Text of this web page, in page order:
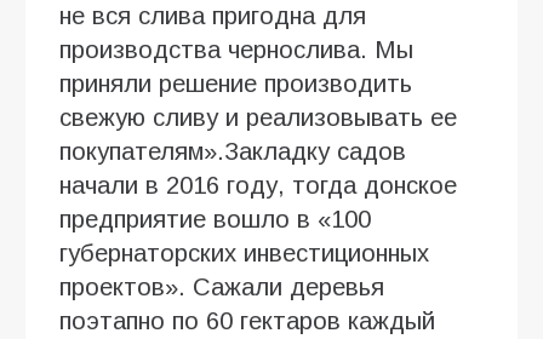
не вся слива пригодна для
производства чернослива. Мы
приняли решение производить
свежую сливу и реализовывать ее
покупателям».Закладку садов
начали в 2016 году, тогда донское
предприятие вошло в «100
губернаторских инвестиционных
проектов». Сажали деревья
поэтапно по 60 гектаров каждый